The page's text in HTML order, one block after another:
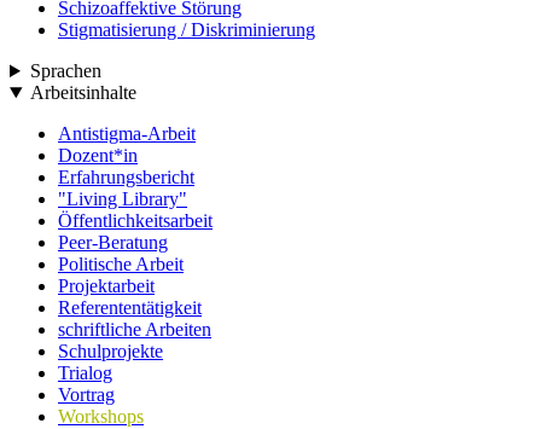
Schizoaffektive Störung
Stigmatisierung / Diskriminierung
Sprachen
Arbeitsinhalte
Antistigma-Arbeit
Dozent*in
Erfahrungsbericht
"Living Library"
Öffentlichkeitsarbeit
Peer-Beratung
Politische Arbeit
Projektarbeit
Referententätigkeit
schriftliche Arbeiten
Schulprojekte
Trialog
Vortrag
Workshops